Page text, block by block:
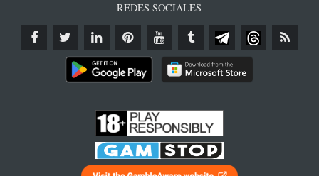
REDES SOCIALES